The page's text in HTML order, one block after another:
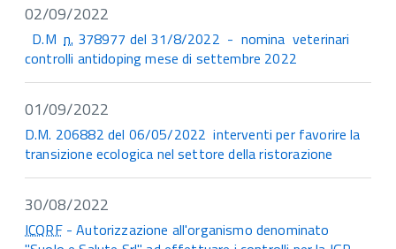
02/09/2022
D.Mn. 378977 del 31/8/2022 - nomina veterinari
controlli antidoping mese di settembre 2022
01/09/2022
D.M. 206882 del 06/05/2022 interventi per favorire la
transizione ecologica nel settore della ristorazione
30/08/2022
ICQRF- Autorizzazione all'organismo denominato